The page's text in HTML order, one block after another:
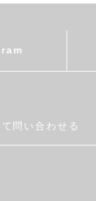
問い合わせる